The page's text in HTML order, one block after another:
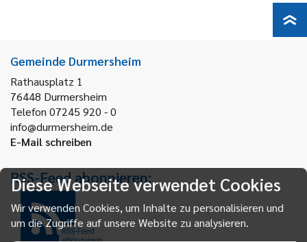
Gemeinde Durmersheim
Rathausplatz 1
76448 Durmersheim
Telefon 07245 920 - 0
info@durmersheim.de
E-Mail schreiben
RSS-Feed abonnieren:
RSS-Feed
abonnieren
Diese Webseite verwendet Cookies
Wir verwenden Cookies, um Inhalte zu personalisieren und
um die Zugriffe auf unsere Website zu analysieren.